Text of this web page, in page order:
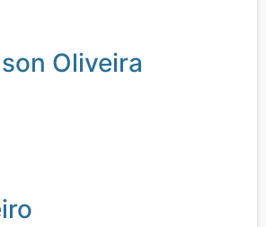
Oliveira